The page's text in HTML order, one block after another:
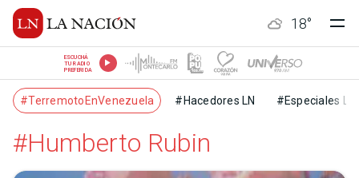
18°
ESCUCHÁ
TU RADIO
PREFERIDA
#TerremotoEnVenezuela #Hacedores LN #Especiales LN
#Humberto Rubin